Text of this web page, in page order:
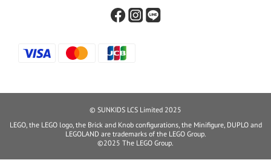
© SUNKIDS LCS Limited 2025
LEGO, the LEGO logo, the Brick and Knob configurations, the Minifigure, DUPLO and
LEGOLAND are trademarks of the LEGO Group.
©2025 The LEGO Group.